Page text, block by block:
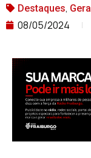
Destaques, Geral
08/05/2024